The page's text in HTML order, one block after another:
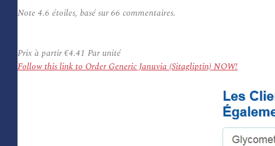
Note 4.6 étoiles, basé sur66 commentaires.
Prix à partir€4.41 Par unité
Follow this link to Order Generic Januvia (Sitagliptin) NOW!